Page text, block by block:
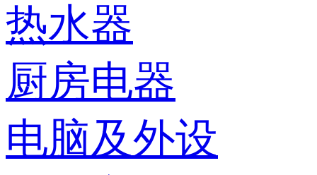
热水器
厨房电器
电脑及外设